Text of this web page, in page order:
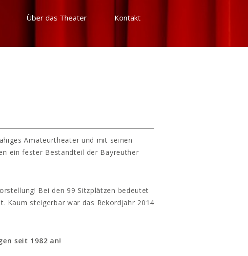
Über das Theater Kontakt
Amateurtheater und mit seinen
ein fester Bestandteil der Bayreuther
Bei den 99 Sitzplätzen bedeutet
Kaum steigerbar war das Rekordjahr 2014
seit 1982 an!